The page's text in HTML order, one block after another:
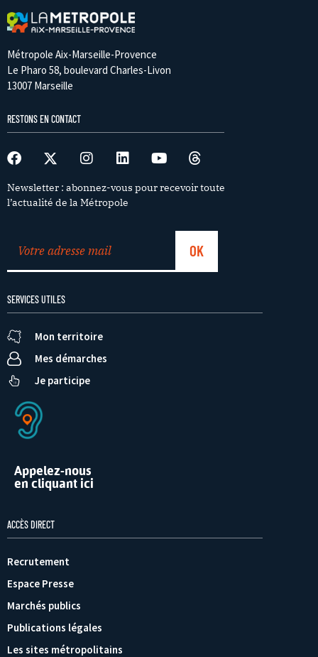
Métropole Aix-Marseille-Provence
Le Pharo 58, boulevard Charles-Livon
13007 Marseille
RESTONS EN CONTACT
Newsletter : abonnez-vous pour recevoir toute
l’actualité de la Métropole
SERVICES UTILES
Mon territoire
Mes démarches
Je participe
Appelez-nous
en cliquant ici
ACCÈS DIRECT
Recrutement
Espace Presse
Marchés publics
Publications légales
Les sites métropolitains